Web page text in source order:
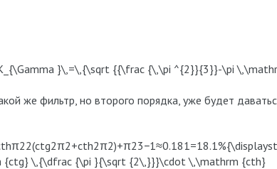
}\,=\,{\sqrt {{\frac {\,\pi ^{2}}{3}}-\pi
же фильтр, но второго порядка, уже будет
{ctg} \,{\dfrac {\pi }{\sqrt {2\,}}}\cdot \,\mathrm {cth}